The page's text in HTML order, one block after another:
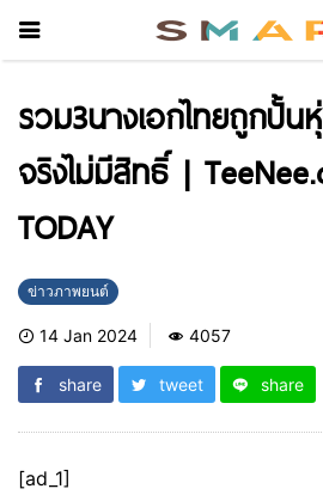
รวม3นางเอกไทยถูกปั้น
จริงไม่มีสิทธิ์ |
TODAY
ข่าวภาพยนต์
14 Jan 2024 4057
share tweet share
[ad_1]